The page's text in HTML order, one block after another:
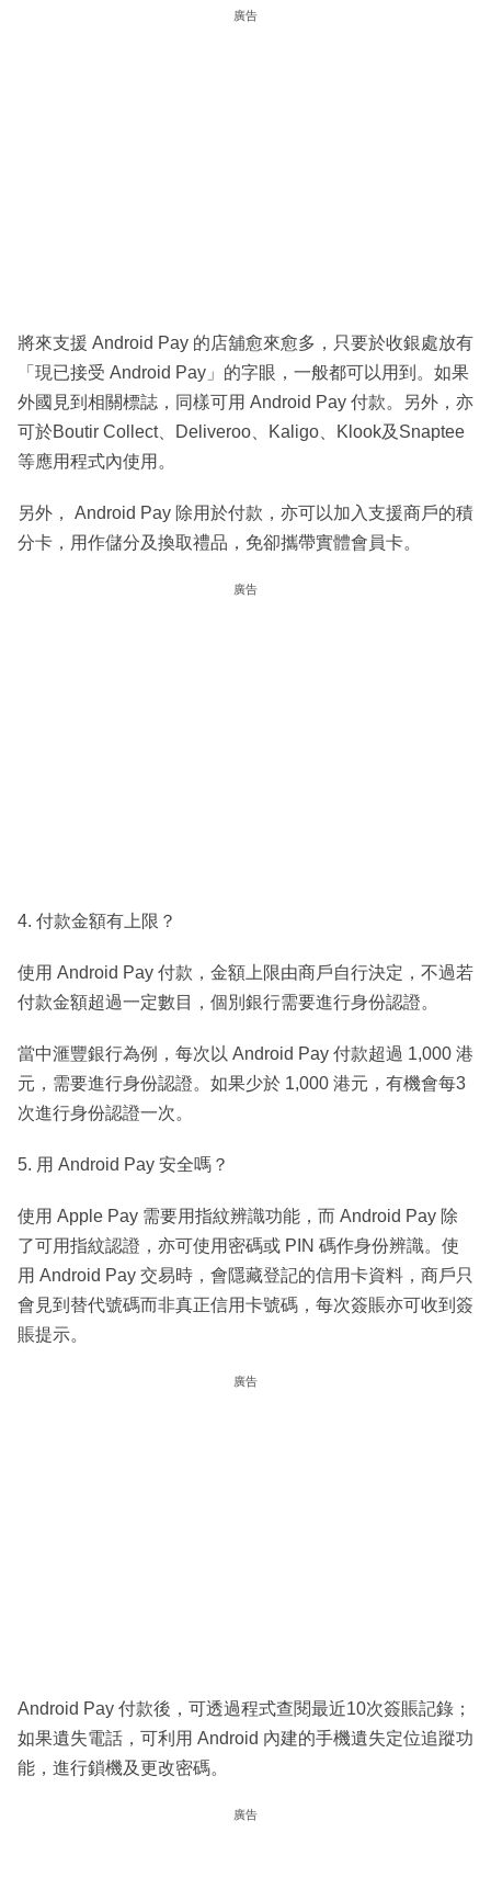
廣告
將來支援 Android Pay 的店舖愈來愈多，只要於收銀處放有
「現已接受 Android Pay」的字眼，一般都可以用到。如果
外國見到相關標誌，同樣可用 Android Pay 付款。另外，亦
可於Boutir Collect、Deliveroo、Kaligo、Klook及Snaptee
等應用程式內使用。
另外， Android Pay 除用於付款，亦可以加入支援商戶的積
分卡，用作儲分及換取禮品，免卻攜帶實體會員卡。
廣告
4. 付款金額有上限？
使用 Android Pay 付款，金額上限由商戶自行決定，不過若
付款金額超過一定數目，個別銀行需要進行身份認證。
當中滙豐銀行為例，每次以 Android Pay 付款超過 1,000 港
元，需要進行身份認證。如果少於 1,000 港元，有機會每3
次進行身份認證一次。
5. 用 Android Pay 安全嗎？
使用 Apple Pay 需要用指紋辨識功能，而 Android Pay 除
了可用指紋認證，亦可使用密碼或 PIN 碼作身份辨識。使
用 Android Pay 交易時，會隱藏登記的信用卡資料，商戶只
會見到替代號碼而非真正信用卡號碼，每次簽賬亦可收到簽
賬提示。
廣告
Android Pay 付款後，可透過程式查閱最近10次簽賬記錄；
如果遺失電話，可利用 Android 內建的手機遺失定位追蹤功
能，進行鎖機及更改密碼。
廣告